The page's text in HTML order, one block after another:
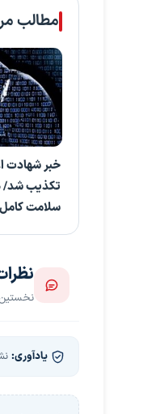
مطالب
خبر شهادت
تکذیب شد/
سلامت
نخستین
یادآوری: